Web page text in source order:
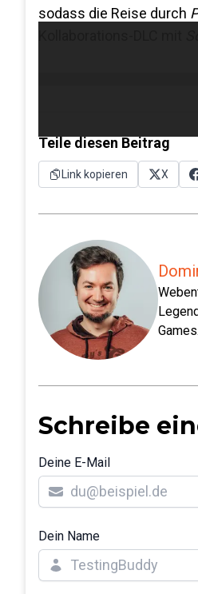
sodass die Reise durch
Teile diesen Beitrag
Link kopieren X
Games.
Schreibe
Deine E-Mail
Dein Name